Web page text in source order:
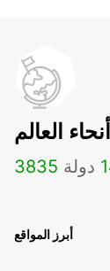
العالم
3835 دولة
أبرز المواقع